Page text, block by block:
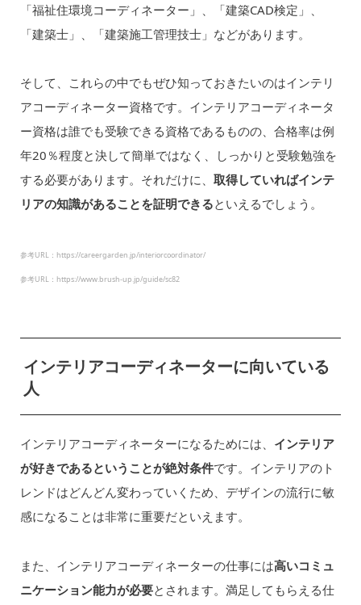
「福祉住環境コーディネーター」、「建築CAD検定」、
「建築士」、「建築施工管理技士」などがあります。
そして、これらの中でもぜひ知っておきたいのはインテリ
アコーディネーター資格です。インテリアコーディネータ
ー資格は誰でも受験できる資格であるものの、合格率は例
年20％程度と決して簡単ではなく、しっかりと受験勉強を
する必要があります。それだけに、 取得していればインテ
リアの知識があることを証明できるといえるでしょう。
参考URL：https://careergarden.jp/interiorcoordinator/
参考URL：https://www.brush-up.jp/guide/sc82
インテリアコーディネーターに向いている
人
インテリアコーディネーターになるためには、 インテリア
が好きであるということが絶対条件です。インテリアのト
レンドはどんどん変わっていくため、デザインの流行に敏
感になることは非常に重要だといえます。
また、インテリアコーディネーターの仕事には高いコミュ
ニケーション能力が必要とされます。満足してもらえる仕